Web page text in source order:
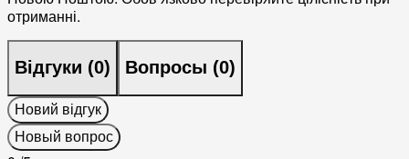
отриманні.
Відгуки (0) Вопросы (0)
Новий відгук
Новый вопрос